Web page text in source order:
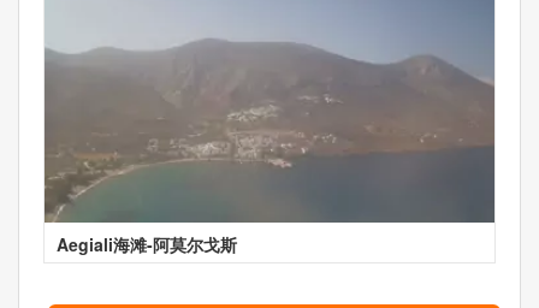
Aegiali海滩-阿莫尔戈斯